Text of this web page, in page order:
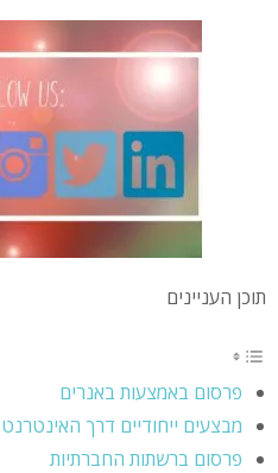
תוכן העניינים
פרסום באמצעות באנרים
מבצעים ייחודיים דרך
פרסום ברשתות החברתיות